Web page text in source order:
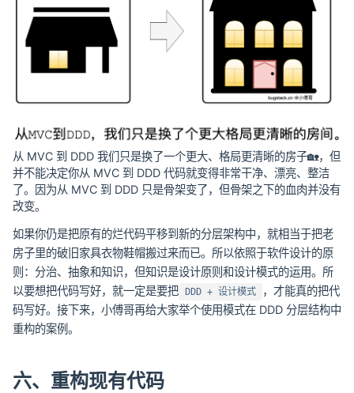
从 MVC 到 DDD 我们只是换了一个更大、格局更清晰的房子🏡，但
并不能决定你从 MVC 到 DDD 代码就变得非常干净、漂亮、整洁
了。因为从 MVC 到 DDD 只是骨架变了，但骨架之下的血肉并没有
改变。
如果你仍是把原有的烂代码平移到新的分层架构中，就相当于把老
房子里的破旧家具衣物鞋帽搬过来而已。所以依照于软件设计的原
则：分治、抽象和知识，但知识是设计原则和设计模式的运用。所
以要想把代码写好，就一定是要把
DDD + 设计模式
，才能真的把代
码写好。接下来，小傅哥再给大家举个使用模式在 DDD 分层结构中
重构的案例。
六、重构现有代码